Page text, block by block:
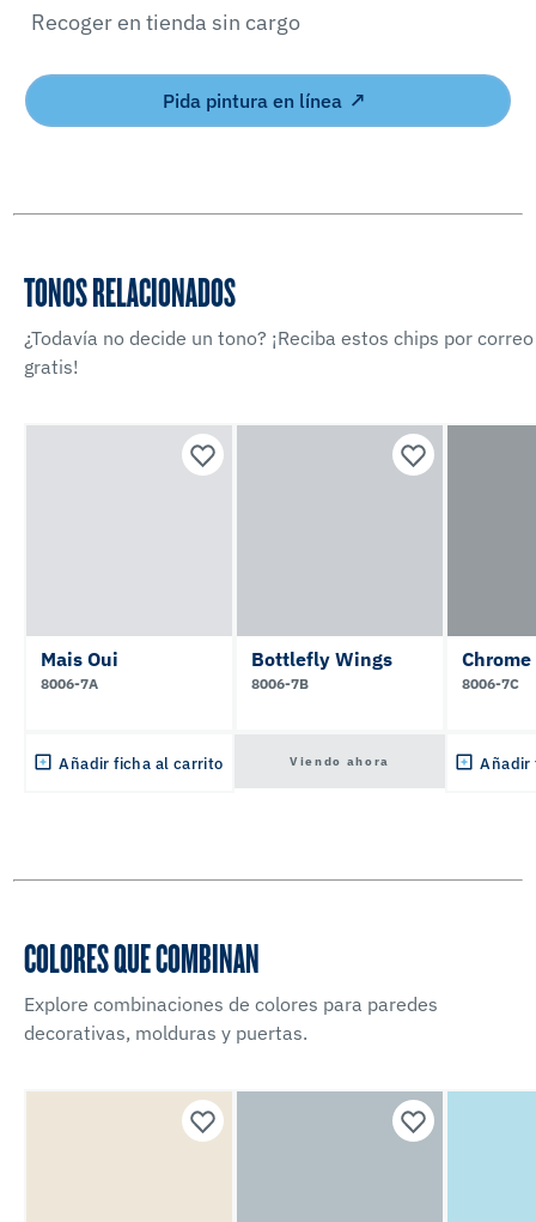
Recoger en tienda sin cargo
Pida pintura en línea
TONOS RELACIONADOS
¿Todavía no decide un tono? ¡Reciba estos chips por correo
gratis!
Mais Oui
8006-7A
Añadir ficha al carrito
Bottlefly Wings
8006-7B
Viendo ahora
Chrome
8006-7C
Añadir
COLORES QUE COMBINAN
Explore combinaciones de colores para paredes
decorativas, molduras y puertas.